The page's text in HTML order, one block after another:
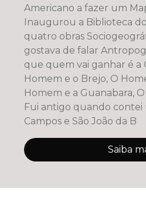
Americano a fazer um Mapa-Múndi.
Inaugurou a Biblioteca
quatro obras
gostava de falar Antropogeográfica, mas sei
que quem vai ganhar é a Geo-
Homem e o Brejo, O
Homem e a Guanabara, O Homem e a Serra.
Fui antigo quando
Campos e São João da B
Saiba